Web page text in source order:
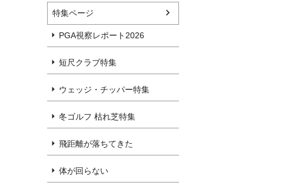
特集ページ
PGA視察レポート2026
短尺クラブ特集
ウェッジ・チッパー特集
冬ゴルフ 枯れ芝特集
飛距離が落ちてきた
体が回らない